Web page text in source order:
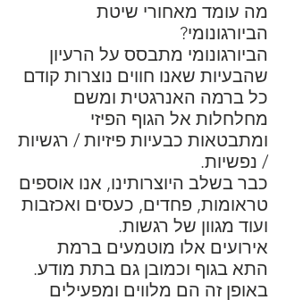
מה עומד מאחורי שיטת
הביורגונומי?
הביורגונומי מתבסס על הרעיון
שהבעיות שאנו חווים נוצרות קודם
כל ברמה האנרגטית ומשם
מחלחלות אל הגוף הפיזי
ומתבטאות כבעיות פיזיות / רגשיות
/ נפשיות.
כבר בשלב היוצרותינו, אנו אוספים
טראומות, פחדים, כעסים ואכזבות
ועוד מגוון של רגשות.
אירועים אלו מוטמעים ברמת
התא בגוף וכמובן גם בתת מודע.
באופן זה הם מלווים ומפעילים